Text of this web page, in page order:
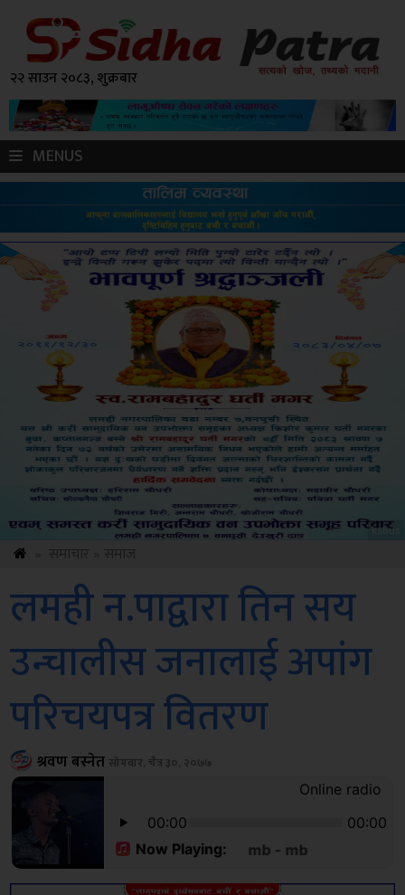
२२ साउन २०८३, शुक्रबार
MENUS
Sdc
लमही न.पाद्वारा तिन सय
उन्चालीस जनालाई अपांग
परिचयपत्र वितरण
श्रवण बस्नेतसोमबार, चैत्र ३०, २०७७